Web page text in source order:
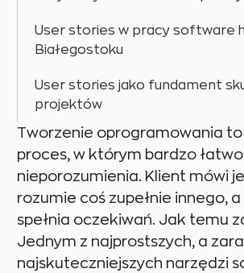
Tworzenie oprogramowania to
proces, w którym bardzo
nieporozumienia. Klient mówi
rozumie coś zupełnie innego,
spełnia oczekiwań. Jak temu
Jednym z najprostszych, a
najskuteczniejszych narzędzi
User stories w pracy software
Białegostoku
User stories jako fundament
projektów